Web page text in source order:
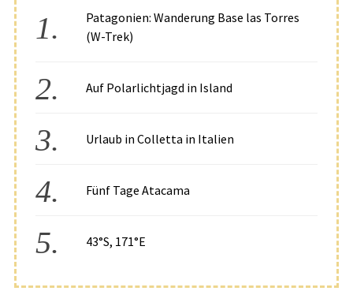
Patagonien: Wanderung Base las Torres
(W-Trek)
Auf Polarlichtjagd in Island
Urlaub in Colletta in Italien
Fünf Tage Atacama
43°S, 171°E